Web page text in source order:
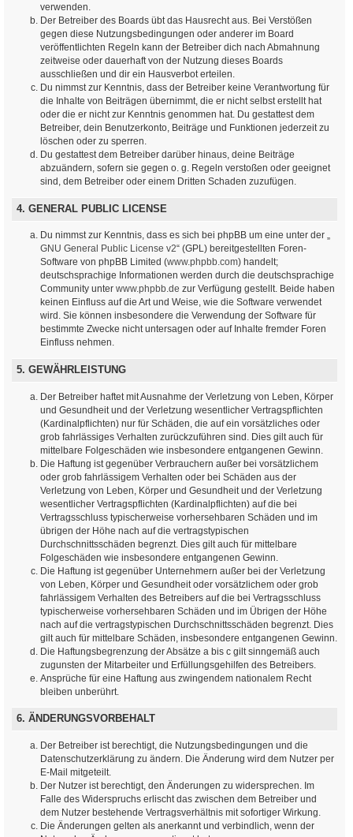
verwenden.
Der Betreiber des Boards übt das Hausrecht aus. Bei Verstößen
gegen diese Nutzungsbedingungen oder anderer im Board
veröffentlichten Regeln kann der Betreiber dich nach Abmahnung
zeitweise oder dauerhaft von der Nutzung dieses Boards
ausschließen und dir ein Hausverbot erteilen.
Du nimmst zur Kenntnis, dass der Betreiber keine Verantwortung für
die Inhalte von Beiträgen übernimmt, die er nicht selbst erstellt hat
oder die er nicht zur Kenntnis genommen hat. Du gestattest dem
Betreiber, dein Benutzerkonto, Beiträge und Funktionen jederzeit zu
löschen oder zu sperren.
Du gestattest dem Betreiber darüber hinaus, deine Beiträge
abzuändern, sofern sie gegen o. g. Regeln verstoßen oder geeignet
sind, dem Betreiber oder einem Dritten Schaden zuzufügen.
4. GENERAL PUBLIC LICENSE
Du nimmst zur Kenntnis, dass es sich bei phpBB um eine unter der „
GNU General Public License v2“ (GPL) bereitgestellten Foren-
Software von phpBB Limited (www.phpbb.com) handelt;
deutschsprachige Informationen werden durch die deutschsprachige
Community unter www.phpbb.de zur Verfügung gestellt. Beide haben
keinen Einfluss auf die Art und Weise, wie die Software verwendet
wird. Sie können insbesondere die Verwendung der Software für
bestimmte Zwecke nicht untersagen oder auf Inhalte fremder Foren
Einfluss nehmen.
5. GEWÄHRLEISTUNG
Der Betreiber haftet mit Ausnahme der Verletzung von Leben, Körper
und Gesundheit und der Verletzung wesentlicher Vertragspflichten
(Kardinalpflichten) nur für Schäden, die auf ein vorsätzliches oder
grob fahrlässiges Verhalten zurückzuführen sind. Dies gilt auch für
mittelbare Folgeschäden wie insbesondere entgangenen Gewinn.
Die Haftung ist gegenüber Verbrauchern außer bei vorsätzlichem
oder grob fahrlässigem Verhalten oder bei Schäden aus der
Verletzung von Leben, Körper und Gesundheit und der Verletzung
wesentlicher Vertragspflichten (Kardinalpflichten) auf die bei
Vertragsschluss typischerweise vorhersehbaren Schäden und im
übrigen der Höhe nach auf die vertragstypischen
Durchschnittsschäden begrenzt. Dies gilt auch für mittelbare
Folgeschäden wie insbesondere entgangenen Gewinn.
Die Haftung ist gegenüber Unternehmern außer bei der Verletzung
von Leben, Körper und Gesundheit oder vorsätzlichem oder grob
fahrlässigem Verhalten des Betreibers auf die bei Vertragsschluss
typischerweise vorhersehbaren Schäden und im Übrigen der Höhe
nach auf die vertragstypischen Durchschnittsschäden begrenzt. Dies
gilt auch für mittelbare Schäden, insbesondere entgangenen Gewinn.
Die Haftungsbegrenzung der Absätze a bis c gilt sinngemäß auch
zugunsten der Mitarbeiter und Erfüllungsgehilfen des Betreibers.
Ansprüche für eine Haftung aus zwingendem nationalem Recht
bleiben unberührt.
6. ÄNDERUNGSVORBEHALT
Der Betreiber ist berechtigt, die Nutzungsbedingungen und die
Datenschutzerklärung zu ändern. Die Änderung wird dem Nutzer per
E-Mail mitgeteilt.
Der Nutzer ist berechtigt, den Änderungen zu widersprechen. Im
Falle des Widerspruchs erlischt das zwischen dem Betreiber und
dem Nutzer bestehende Vertragsverhältnis mit sofortiger Wirkung.
Die Änderungen gelten als anerkannt und verbindlich, wenn der